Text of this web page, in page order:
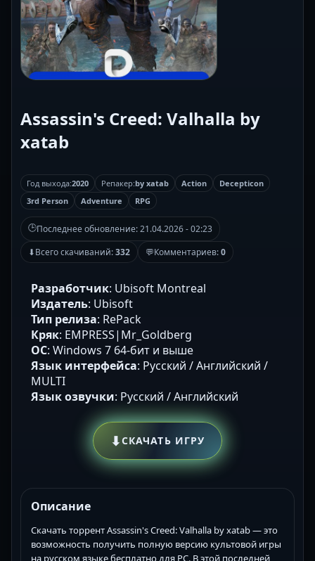
Assassin's Creed: Valhalla by
xatab
Год выхода:2020 Репакер:by xatab Action
Decepticon
3rd Person
Adventure RPG
🕒Последнее обновление:21.04.2026 - 02:23
⬇Всего скачиваний:332 💬Комментариев:0
Разработчик: Ubisoft Montreal
Издатель: Ubisoft
Тип релиза: RePack
Кряк: EMPRESS|Mr_Goldberg
ОС: Windows 7 64-бит и выше
Язык интерфейса: Русский / Английский /
MULTI
Язык озвучки: Русский / Английский
⬇СКАЧАТЬ ИГРУ
Описание
Скачать торрент Assassin's Creed: Valhalla by xatab — это
возможность получить полную версию культовой игры
на русском языке бесплатно для PC. В этой последней